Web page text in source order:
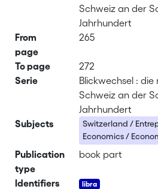
Schweiz an der
Jahrhundert
From
page
265
To page
272
Serie
Blickwechsel : die
Schweiz an der
Jahrhundert
Subjects
Switzerland /
Economics /
Publication
type
book part
Identifiers